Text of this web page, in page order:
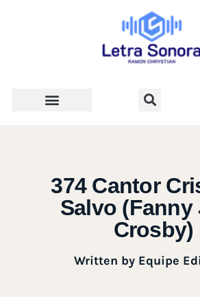
374 Cantor
Salvo (Fanny
Crosby)
Written byEquipe